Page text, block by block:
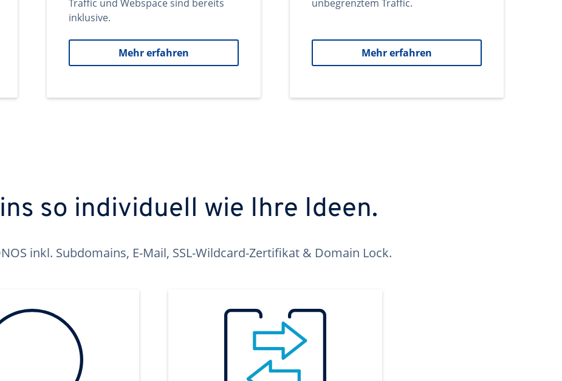
Traffic und Webspace sind bereits
inklusive.
Mehr erfahren
unbegrenztem Traffic.
Mehr erfahren
so individuell wie Ihre Ideen.
inkl. Subdomains, E-Mail, SSL-Wildcard-Zertifikat & Domain Lock.